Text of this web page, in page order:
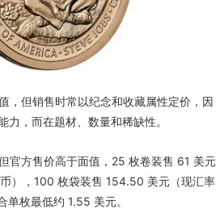
，但销售时常以纪念和收藏属性定价，因
力，而在题材、数量和稀缺性。
官方售价高于面值，25 枚卷装售 61 美元
），100 枚袋装售 154.50 美元（现汇率
枚最低约 1.55 美元。